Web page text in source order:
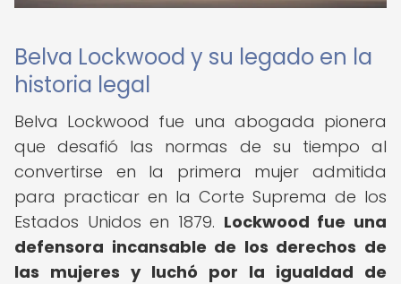
Belva Lockwood y su legado en la
historia legal
Belva Lockwood fue una abogada pionera
que desafió las normas de su tiempo al
convertirse en la primera mujer admitida
para practicar en la Corte Suprema de los
Estados Unidos en 1879. Lockwood fue una
defensora incansable de los derechos de
las mujeres y luchó por la igualdad de